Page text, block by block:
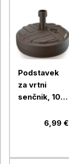
Podstavek
za vrtni
senčnik, 10L,
mm, rjavi6,99 €